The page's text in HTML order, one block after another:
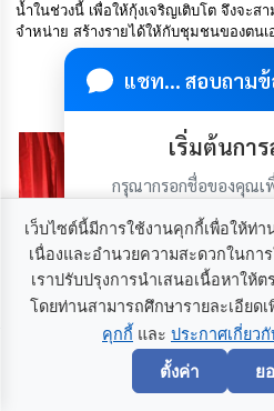
น้ำในช่วงนี้ เพื่อให้กุ้งเจริญเติบโต จึงจะ
จำหน่าย สร้างรายได้ให้กับชุมชนของตนเ
แชท... สอบถาม
เริ่มต้นกา
กรุณากรอกชื่อของคุณเ
เริ่ม
เว็บไซต์นี้มีการใช้งานคุกกี้เพื่อให้ท่
เนื่องและอำนวยความสะดวกในกา
เราปรับปรุงการนำเสนอเนื้อหาให้
โดยท่านสามารถศึกษารายละเอียดเ
คุกกี้ และ ประกาศเกี่ยว
ตั้งค่า ย